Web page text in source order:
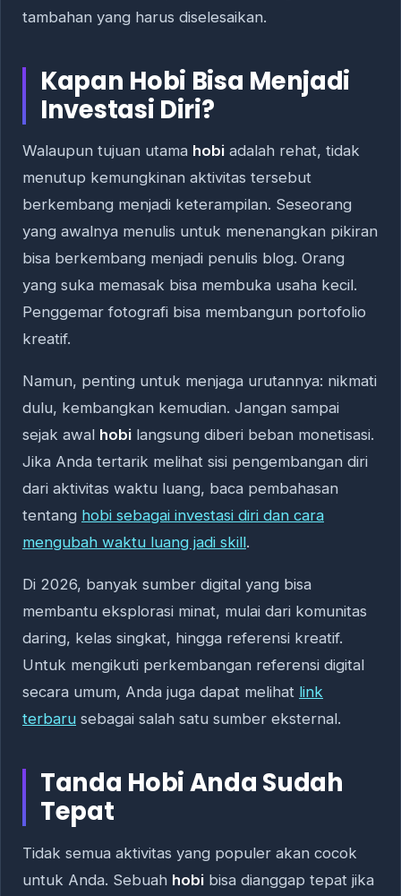
tambahan yang harus diselesaikan.
Kapan Hobi Bisa Menjadi
Investasi Diri?
Walaupun tujuan utama hobi adalah rehat, tidak
menutup kemungkinan aktivitas tersebut
berkembang menjadi keterampilan. Seseorang
yang awalnya menulis untuk menenangkan pikiran
bisa berkembang menjadi penulis blog. Orang
yang suka memasak bisa membuka usaha kecil.
Penggemar fotografi bisa membangun portofolio
kreatif.
Namun, penting untuk menjaga urutannya: nikmati
dulu, kembangkan kemudian. Jangan sampai
sejak awal hobi langsung diberi beban monetisasi.
Jika Anda tertarik melihat sisi pengembangan diri
dari aktivitas waktu luang, baca pembahasan
tentang hobi sebagai investasi diri dan cara
mengubah waktu luang jadi skill.
Di 2026, banyak sumber digital yang bisa
membantu eksplorasi minat, mulai dari komunitas
daring, kelas singkat, hingga referensi kreatif.
Untuk mengikuti perkembangan referensi digital
secara umum, Anda juga dapat melihat link
terbaru sebagai salah satu sumber eksternal.
Tanda Hobi Anda Sudah
Tepat
Tidak semua aktivitas yang populer akan cocok
untuk Anda. Sebuah hobi bisa dianggap tepat jika